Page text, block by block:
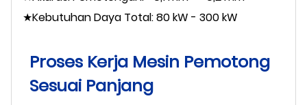
★Kebutuhan Daya Total: 80 kW - 300 kW
Proses Kerja Mesin Pemotong
Sesuai Panjang